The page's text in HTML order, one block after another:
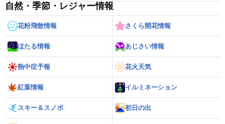
自然・季節・レジャー情報
花粉飛散情報 さくら開花情報
ほたる情報 あじさい情報
熱中症予報 花火天気
紅葉情報 イルミネーション
スキー＆スノボ 初日の出